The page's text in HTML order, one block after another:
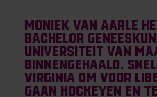
Moniek van Aarle
Bachelor
universiteit van
binnengehaald.
Virginia om voor
gaan hockeyen en